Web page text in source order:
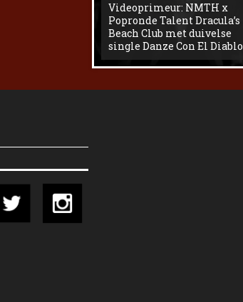
Videoprimeur: NMTH x
Popronde Talent Dracula’s
Beach Club met duivelse
single Danze Con El Diablo